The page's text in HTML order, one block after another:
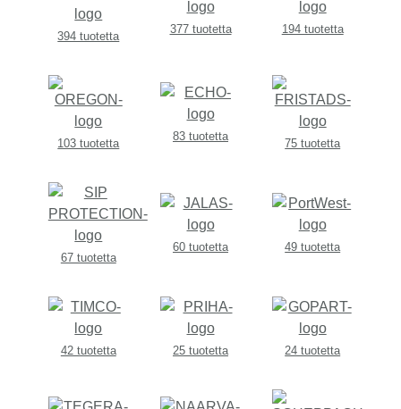
394 tuotetta
377 tuotetta 194 tuotetta
103 tuotetta
83 tuotetta
75 tuotetta
67 tuotetta
60 tuotetta 49 tuotetta
42 tuotetta 25 tuotetta 24 tuotetta